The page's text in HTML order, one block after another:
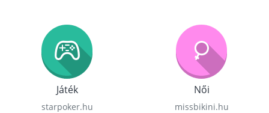
Játék
starpoker.hu
Női
missbikini.hu